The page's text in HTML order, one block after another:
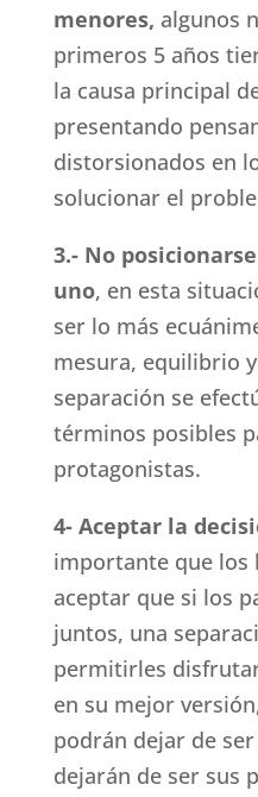
menores, algunos
primeros 5 años
la causa principal
presentando
distorsionados en
solucionar el
3.- No
uno, en esta
ser lo más
mesura, equilibrio
separación se
términos posibles
protagonistas.
4- Aceptar la
importante que los
aceptar que si los
juntos, una
permitirles
en su mejor
podrán dejar de
dejarán de ser sus